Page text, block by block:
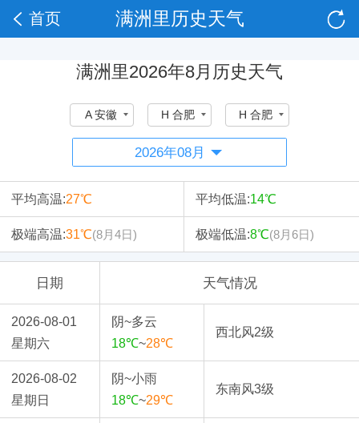
满洲里历史天气
首页
满洲里2026年8月历史天气
A 安徽 H 合肥 H 合肥
平均高温:27℃ 平均低温:14℃
极端高温:31℃(8月4日) 极端低温:8℃(8月6日)
日期 天气情况
2026-08-01
星期六
阴~多云
18℃~28℃
西北风2级
2026-08-02
星期日
阴~小雨
18℃~29℃
东南风3级